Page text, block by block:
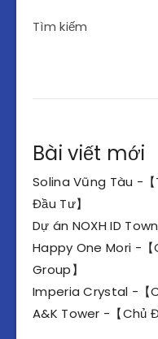
Tìm kiếm
Bài viết mới
Solina Vũng Tàu -
Đầu Tư】
Dự án NOXH ID
Happy One Mori -【
Group】
Imperia Crystal -【
A&K Tower -【Chủ